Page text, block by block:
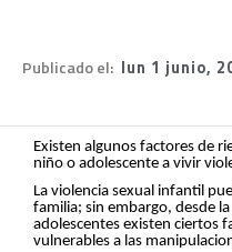
Publicado el: lun 1 junio,
Existen algunos factores de
niño o adolescente a vivir
La violencia sexual infantil
familia; sin embargo, desde
adolescentes existen ciertos
vulnerables a las